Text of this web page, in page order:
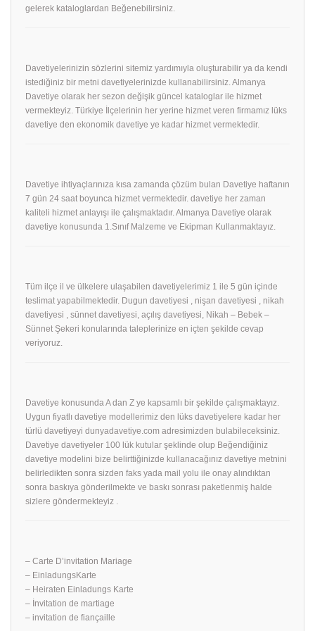
gelerek kataloglardan Beğenebilirsiniz.
Davetiyelerinizin sözlerini sitemiz yardımıyla oluşturabilir ya da kendi
istediğiniz bir metni davetiyelerinizde kullanabilirsiniz. Almanya
Davetiye olarak her sezon değişik güncel kataloglar ile hizmet
vermekteyiz. Türkiye İlçelerinin her yerine hizmet veren firmamız lüks
davetiye den ekonomik davetiye ye kadar hizmet vermektedir.
Davetiye ihtiyaçlarınıza kısa zamanda çözüm bulan Davetiye haftanın
7 gün 24 saat boyunca hizmet vermektedir. davetiye her zaman
kaliteli hizmet anlayışı ile çalışmaktadır. Almanya Davetiye olarak
davetiye konusunda 1.Sınıf Malzeme ve Ekipman Kullanmaktayız.
Tüm ilçe il ve ülkelere ulaşabilen davetiyelerimiz 1 ile 5 gün içinde
teslimat yapabilmektedir. Dugun davetiyesi , nişan davetiyesi , nikah
davetiyesi , sünnet davetiyesi, açılış davetiyesi, Nikah – Bebek –
Sünnet Şekeri konularında taleplerinize en içten şekilde cevap
veriyoruz.
Davetiye konusunda A dan Z ye kapsamlı bir şekilde çalışmaktayız.
Uygun fiyatlı davetiye modellerimiz den lüks davetiyelere kadar her
türlü davetiyeyi dunyadavetiye.com adresimizden bulabileceksiniz.
Davetiye davetiyeler 100 lük kutular şeklinde olup Beğendiğiniz
davetiye modelini bize belirttiğinizde kullanacağınız davetiye metnini
belirledikten sonra sizden faks yada mail yolu ile onay alındıktan
sonra baskıya gönderilmekte ve baskı sonrası paketlenmiş halde
sizlere göndermekteyiz .
– Carte D’invitation Mariage
– EinladungsKarte
– Heiraten Einladungs Karte
– İnvitation de martiage
– invitation de fiançaille